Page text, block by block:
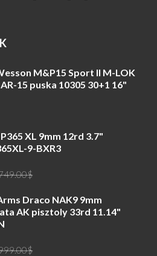
M&P15 Sport II M-LOK
15 puska 10305 30+1 16"
XL 9mm 12rd 3.7"
9-BXR3
$
was:
749.00$.
is:
699.00$.
Draco NAK9 9mm
AK pisztoly 33rd 11.14"
$